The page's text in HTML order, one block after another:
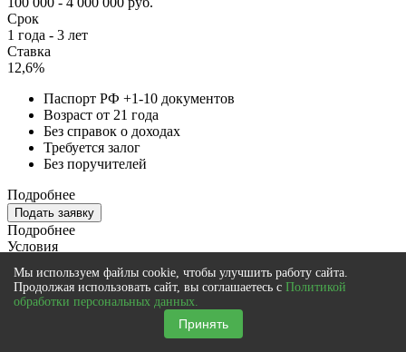
Срок
1 года - 3 лет
Ставка
12,6%
Паспорт РФ +1-10 документов
Возраст от 21 года
Без справок о доходах
Требуется залог
Без поручителей
Подробнее
Подать заявку
Подробнее
Условия
от 15 минут
Получение:
Мы используем файлы cookie, чтобы улучшить работу сайта.
Продолжая использовать сайт, вы соглашаетесь с Политикой
обработки персональных данных.
Принять